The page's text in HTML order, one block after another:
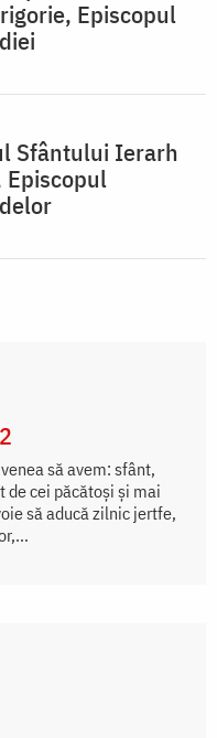
Episcopul
Sfântului Ierarh
Episcopul
să avem: sfânt,
de cei păcătoşi şi mai
să aducă zilnic jertfe,